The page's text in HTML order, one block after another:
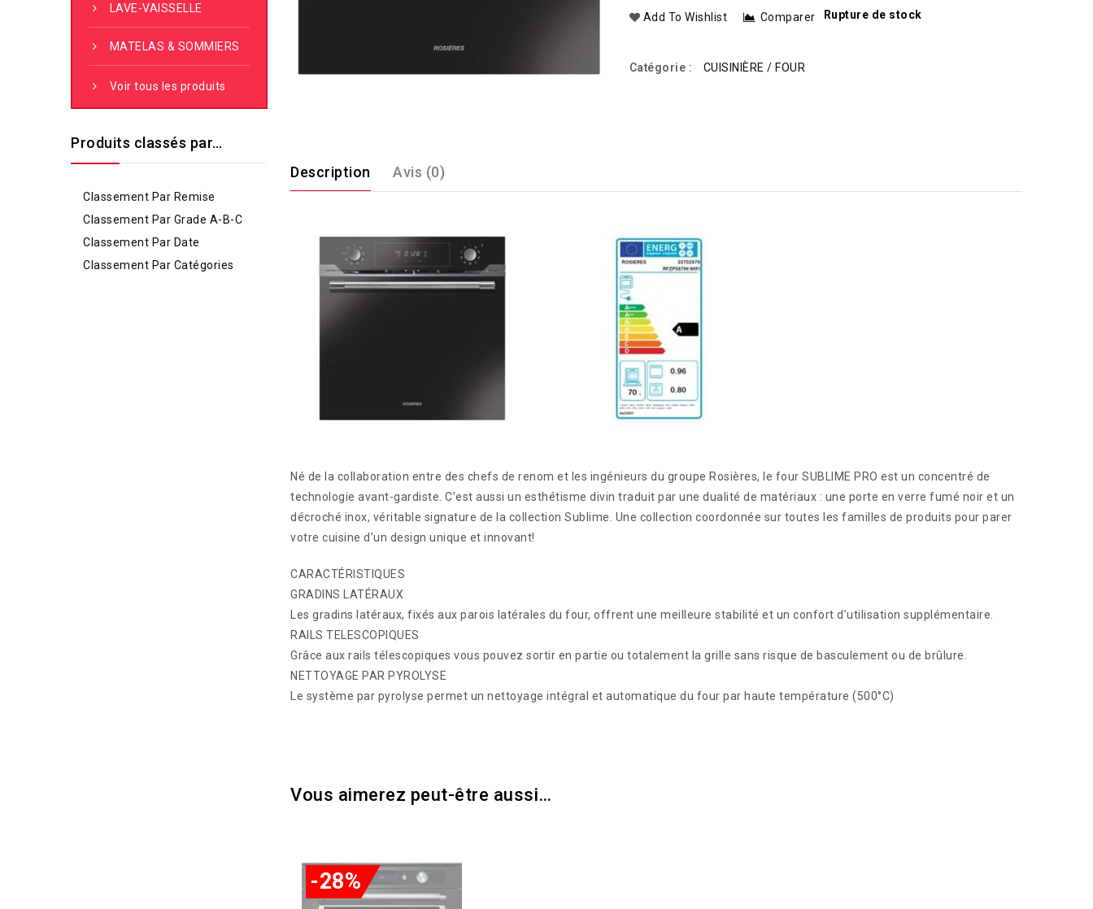
LAVE-VAISSELLE
MATELAS & SOMMIERS
Voir tous les produits
Rupture de stock
Add To Wishlist Comparer
Catégorie : CUISINIÈRE / FOUR
Description Avis (0)
Né de la collaboration entre des chefs de renom et les ingénieurs du groupe Rosières, le four SUBLIME PRO est un concentré de
technologie avant-gardiste. C’est aussi un esthétisme divin traduit par une dualité de matériaux : une porte en verre fumé noir et un
décroché inox, véritable signature de la collection Sublime. Une collection coordonnée sur toutes les familles de produits pour parer
votre cuisine d’un design unique et innovant!
CARACTÉRISTIQUES
GRADINS LATÉRAUX
Les gradins latéraux, fixés aux parois latérales du four, offrent une meilleure stabilité et un confort d’utilisation supplémentaire.
RAILS TELESCOPIQUES
Grâce aux rails télescopiques vous pouvez sortir en partie ou totalement la grille sans risque de basculement ou de brûlure.
NETTOYAGE PAR PYROLYSE
Le système par pyrolyse permet un nettoyage intégral et automatique du four par haute température (500°C)
Vous aimerez peut-être aussi…
-28%
Produits classés par…
Classement Par Remise
Classement Par Grade A-B-C
Classement Par Date
Classement Par Catégories